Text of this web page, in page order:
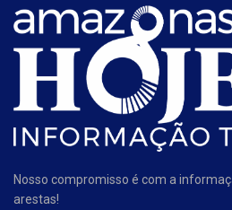
Nosso compromisso é com a
arestas!